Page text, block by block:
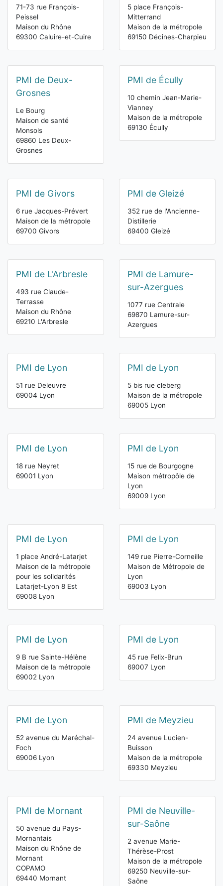
71-73 rue François-
Peissel
Maison du Rhône
69300 Caluire-et-Cuire
5 place François-
Mitterrand
Maison de la métropole
69150 Décines-Charpieu
PMI de Deux-
Grosnes
Le Bourg
Maison de santé
Monsols
69860 Les Deux-
Grosnes
PMI de Écully
10 chemin Jean-Marie-
Vianney
Maison de la métropole
69130 Écully
PMI de Givors
6 rue Jacques-Prévert
Maison de la métropole
69700 Givors
PMI de Gleizé
352 rue de l'Ancienne-
Distillerie
69400 Gleizé
PMI de L'Arbresle
493 rue Claude-
Terrasse
Maison du Rhône
69210 L'Arbresle
PMI de Lamure-
sur-Azergues
1077 rue Centrale
69870 Lamure-sur-
Azergues
PMI de Lyon
51 rue Deleuvre
69004 Lyon
PMI de Lyon
5 bis rue cleberg
Maison de la métropole
69005 Lyon
PMI de Lyon
18 rue Neyret
69001 Lyon
PMI de Lyon
15 rue de Bourgogne
Maison métropôle de
Lyon
69009 Lyon
PMI de Lyon
1 place André-Latarjet
Maison de la métropole
pour les solidarités
Latarjet-Lyon 8 Est
69008 Lyon
PMI de Lyon
149 rue Pierre-Corneille
Maison de Métropole de
Lyon
69003 Lyon
PMI de Lyon
9 B rue Sainte-Hélène
Maison de la métropole
69002 Lyon
PMI de Lyon
45 rue Felix-Brun
69007 Lyon
PMI de Lyon
52 avenue du Maréchal-
Foch
69006 Lyon
PMI de Meyzieu
24 avenue Lucien-
Buisson
Maison de la métropole
69330 Meyzieu
PMI de Mornant
50 avenue du Pays-
Mornantais
Maison du Rhône de
Mornant
COPAMO
69440 Mornant
PMI de Neuville-
sur-Saône
2 avenue Marie-
Thérèse-Prost
Maison de la métropole
69250 Neuville-sur-
Saône